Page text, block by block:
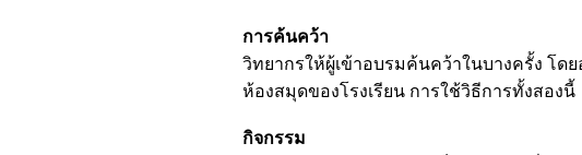
การค้นคว้า
วิทยากรให้ผู้เข้าอบรมค้นคว้าในบางครั้ง โด
ห้องสมุดของโรงเรียน การใช้วิธีการทั้งสอง
กิจกรรม